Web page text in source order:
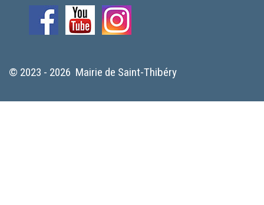
© 2023 - 2026 Mairie de Saint-Thibéry